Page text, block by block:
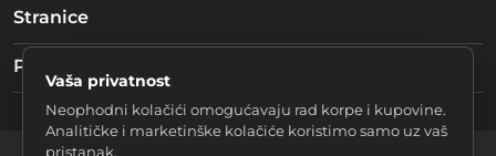
Stranice
Pratite nas
Vaša privatnost
Neophodni kolačići omogućavaju rad korpe i kupovine.
Analitičke i marketinške kolačiće koristimo samo uz vaš
pristanak.